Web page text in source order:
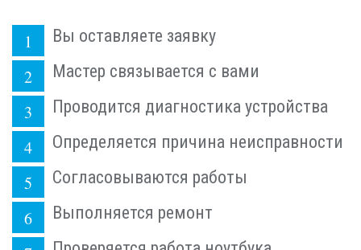
Вы оставляете заявку
Мастер связывается с вами
Проводится диагностика устройства
Определяется причина неисправности
Согласовываются работы
Выполняется ремонт